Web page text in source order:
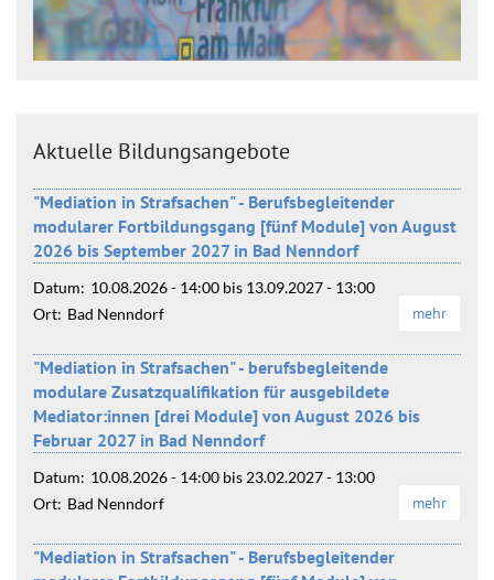
Aktuelle Bildungsangebote
"Mediation in Strafsachen" - Berufsbegleitender
modularer Fortbildungsgang [fünf Module] von August
2026 bis September 2027 in Bad Nenndorf
Datum: 10.08.2026 - 14:00 bis 13.09.2027 - 13:00
Ort: Bad Nenndorf mehr
"Mediation in Strafsachen" - berufsbegleitende
modulare Zusatzqualifikation für ausgebildete
Mediator:innen [drei Module] von August 2026 bis
Februar 2027 in Bad Nenndorf
Datum: 10.08.2026 - 14:00 bis 23.02.2027 - 13:00
Ort: Bad Nenndorf mehr
"Mediation in Strafsachen" - Berufsbegleitender